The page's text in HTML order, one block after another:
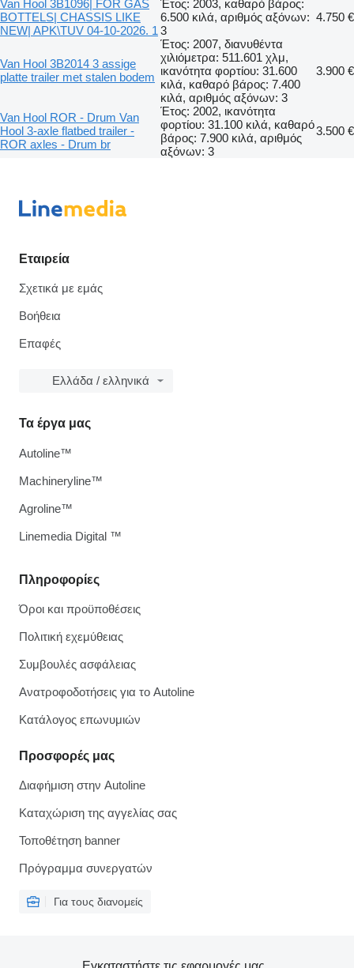
Van Hool 3B1096| FOR GAS
BOTTELS| CHASSIS LIKE
NEW| APK\TUV 04-10-2026. 1
Έτος: 2003, καθαρό βάρος:
6.500 κιλά, αριθμός αξόνων:
3
4.750 €
Van Hool 3B2014 3 assige
platte trailer met stalen bodem
Έτος: 2007, διανυθέντα
χιλιόμετρα: 511.601 χλμ,
ικανότητα φορτίου: 31.600
κιλά, καθαρό βάρος: 7.400
κιλά, αριθμός αξόνων: 3
3.900 €
Van Hool ROR - Drum Van
Hool 3-axle flatbed trailer -
ROR axles - Drum br
Έτος: 2002, ικανότητα
φορτίου: 31.100 κιλά, καθαρό
βάρος: 7.900 κιλά, αριθμός
αξόνων: 3
3.500 €
Εταιρεία
Σχετικά με εμάς
Βοήθεια
Επαφές
Ελλάδα / ελληνικά
Πληροφορίες
Όροι και προϋποθέσεις
Πολιτική εχεμύθειας
Συμβουλές ασφάλειας
Ανατροφοδοτήσεις για το Autoline
Κατάλογος επωνυμιών
Προσφορές μας
Διαφήμιση στην Autoline
Καταχώριση της αγγελίας σας
Τοποθέτηση banner
Πρόγραμμα συνεργατών
Για τους διανομείς
Τα έργα μας
Autoline™
Machineryline™
Agroline™
Linemedia Digital ™